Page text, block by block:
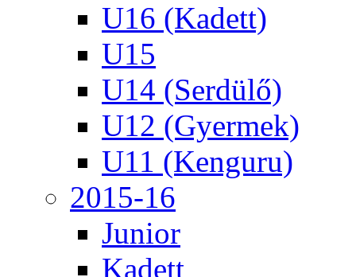
U16 (Kadett)
U15
U14 (Serdülő)
U12 (Gyermek)
U11 (Kenguru)
2015-16
Junior
Kadett